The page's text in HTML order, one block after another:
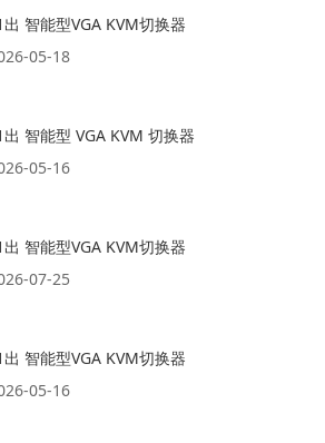
智能型VGA KVM切换器
05-18
2进1出 智能型 VGA KVM 切换器
05-16
智能型VGA KVM切换器
07-25
智能型VGA KVM切换器
05-16